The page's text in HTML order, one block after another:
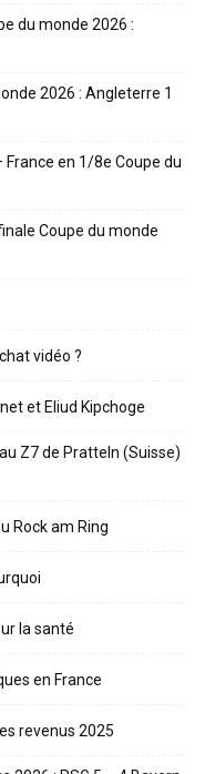
du monde 2026 :
2026 : Angleterre 1
France en 1/8e Coupe du
Coupe du monde
vidéo ?
et Eliud Kipchoge
Z7 de Pratteln (Suisse)
Rock am Ring
la santé
en France
revenus 2025